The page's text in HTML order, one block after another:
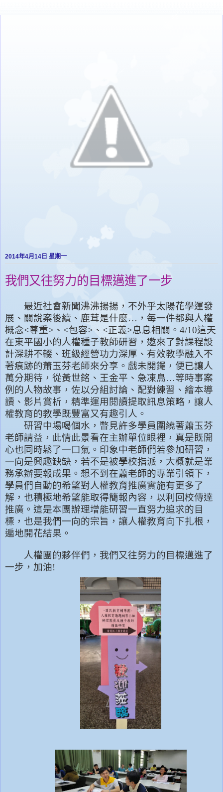
2014年4月14日 星期一
我們又往努力的目標邁進了一步
最近社會新聞沸沸揚揚，不外乎太陽花學運發
展、關說案後續、鹿茸是什麼… ，每一件都與人權
概念<尊重> 、 <包容> 、 <正義>息息相關。 4/10這天
在東平國小的人權種子教師研習，邀來了對課程設
計深耕不輟、班級經營功力深厚、有效教學融入不
著痕跡的蕭玉芬老師來分享。戲未開鑼，便已讓人
萬分期待，從黃世銘、王金平、急凍鳥…等時事案
例的人物故事，佐以分組討論、配對練習、繪本導
讀、影片賞析，精準運用閱讀提取訊息策略，讓人
權教育的教學既豐富又有趣引人。
研習中場喝個水，瞥見許多學員圍繞著蕭玉芬
老師請益，此情此景看在主辦單位眼裡，真是既開
心也同時鬆了一口氣。印象中老師們若參加研習，
一向是興趣缺缺，若不是被學校指派，大概就是業
務承辦要報成果。想不到在蕭老師的專業引領下，
學員們自動的希望對人權教育推廣實施有更多了
解，也積極地希望能取得簡報內容，以利回校傳達
推廣。這是本團辦理增能研習一直努力追求的目
標，也是我們一向的宗旨，讓人權教育向下扎根，
遍地開花結果。
人權團的夥伴們，我們又往努力的目標邁進了
一步，加油!